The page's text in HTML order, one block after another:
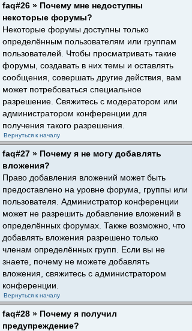
faq#26 » Почему мне недоступны
некоторые форумы?
Некоторые форумы доступны только
определённым пользователям или группам
пользователей. Чтобы просматривать такие
форумы, создавать в них темы и оставлять
сообщения, совершать другие действия, вам
может потребоваться специальное
разрешение. Свяжитесь с модератором или
администратором конференции для
получения такого разрешения.
Вернуться к началу
faq#27 » Почему я не могу добавлять
вложения?
Право добавления вложений может быть
предоставлено на уровне форума, группы или
пользователя. Администратор конференции
может не разрешить добавление вложений в
определённых форумах. Также возможно, что
добавлять вложения разрешено только
членам определённых групп. Если вы не
знаете, почему не можете добавлять
вложения, свяжитесь с администратором
конференции.
Вернуться к началу
faq#28 » Почему я получил
предупреждение?